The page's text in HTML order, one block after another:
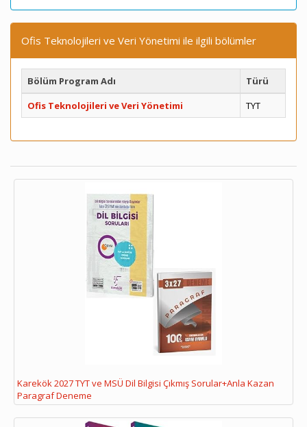
Ofis Teknolojileri ve Veri Yönetimi ile ilgili bölümler
Bölüm Program Adı
Türü
Ofis Teknolojileri ve Veri Yönetimi
TYT
Karekök 2027 TYT ve MSÜ Dil Bilgisi Çıkmış Sorular+Anla Kazan
Paragraf Deneme